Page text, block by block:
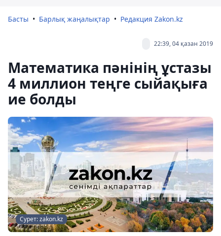
Басты Барлық жаңалықтар Редакция Zakon.kz
22:39, 04 қазан 2019
Математика пәнінің ұстазы
4 миллион теңге сыйақыға
ие болды
Сурет: zakon.kz